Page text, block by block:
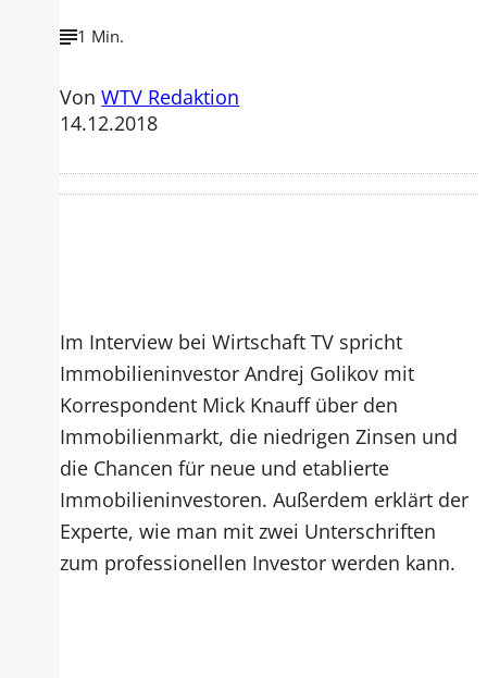
1 Min.
VonWTV Redaktion
14.12.2018
Im Interview bei Wirtschaft TV spricht
Immobilieninvestor Andrej Golikov mit
Korrespondent Mick Knauff über den
Immobilienmarkt, die niedrigen Zinsen und
die Chancen für neue und etablierte
Immobilieninvestoren. Außerdem erklärt der
Experte, wie man mit zwei Unterschriften
zum professionellen Investor werden kann.